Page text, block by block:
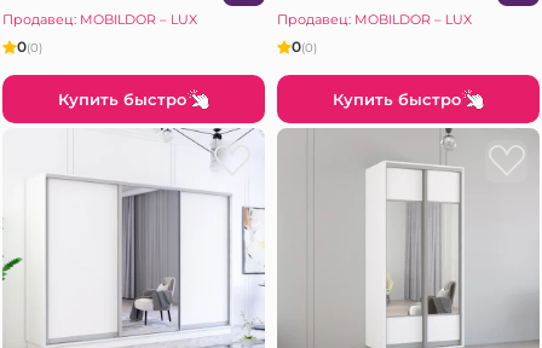
Продавец: MOBILDOR – LUX
0(0)
Купить быстро
Продавец: MOBILDOR – LUX
0(0)
Купить быстро